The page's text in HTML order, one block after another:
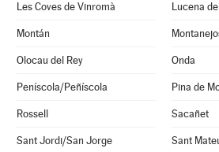
Les Coves de Vinromà Lucena
Montán
Olocau del Rey Onda
Peníscola/Peñíscola Pina de
Rossell Sacañet
Sant Jordi/San Jorge Sant